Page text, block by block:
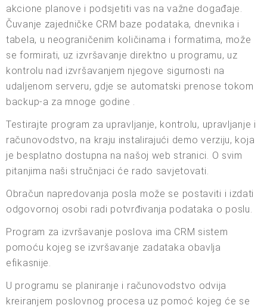
akcione planove i podsjetiti vas na važne događaje.
Čuvanje zajedničke CRM baze podataka, dnevnika i
tabela, u neograničenim količinama i formatima, može
se formirati, uz izvršavanje direktno u programu, uz
kontrolu nad izvršavanjem njegove sigurnosti na
udaljenom serveru, gdje se automatski prenose tokom
backup-a za mnoge godine .
Testirajte program za upravljanje, kontrolu, upravljanje i
računovodstvo, na kraju instalirajući demo verziju, koja
je besplatno dostupna na našoj web stranici. O svim
pitanjima naši stručnjaci će rado savjetovati.
Obračun napredovanja posla može se postaviti i izdati
odgovornoj osobi radi potvrđivanja podataka o poslu.
Program za izvršavanje poslova ima CRM sistem
pomoću kojeg se izvršavanje zadataka obavlja
efikasnije.
U programu se planiranje i računovodstvo odvija
kreiranjem poslovnog procesa uz pomoć kojeg će se